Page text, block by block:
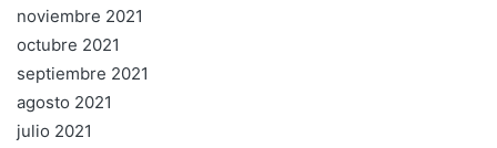
noviembre 2021
octubre 2021
septiembre 2021
agosto 2021
julio 2021